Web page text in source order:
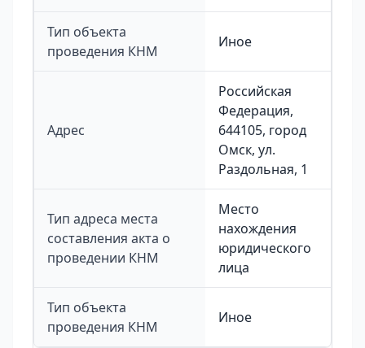
Тип объекта
проведения КНМ
Иное
Адрес
Российская
Федерация,
644105, город
Омск, ул.
Раздольная, 1
Тип адреса места
составления акта о
проведении КНМ
Место
нахождения
юридического
лица
Тип объекта
проведения КНМ
Иное